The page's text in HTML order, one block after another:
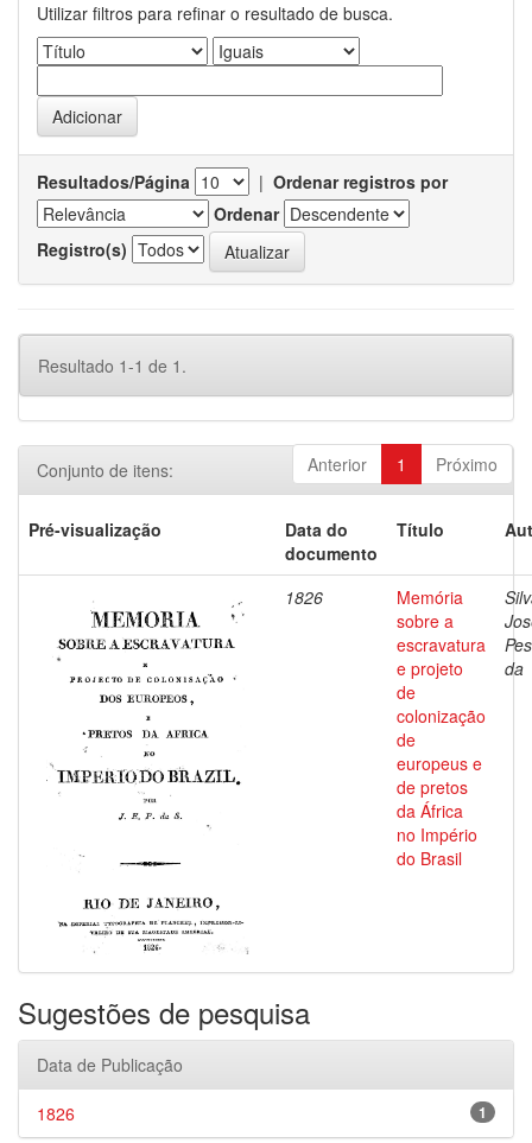
Utilizar filtros para refinar o resultado de busca.
Resultados/Página | Ordenar registros por
Ordenar
Registro(s)
Resultado 1-1 de 1.
Anterior 1 Próximo
Conjunto de itens:
Pré-visualização
Data do
documento
Título
1826
Memória
sobre a
escravatura
e projeto
de
colonização
de
europeus e
de pretos
da África
no Império
do Brasil
da
Sugestões de pesquisa
Data de Publicação
1
1826